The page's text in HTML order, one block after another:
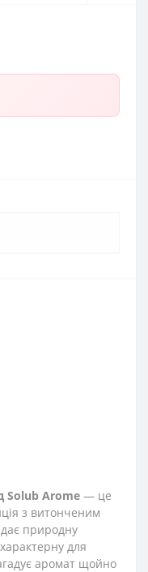
Solub Arome — це
з витонченим
природну
характерну для
аромат щойно